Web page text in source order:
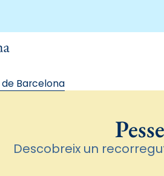
Barcelona
Descobreix un